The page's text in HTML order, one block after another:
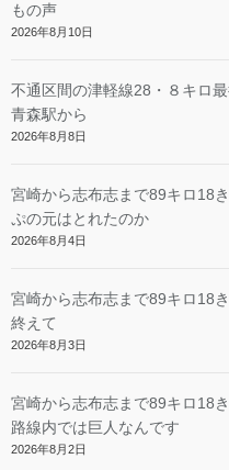
もの声
2026年8月10日
不通区間の津軽線28・８キロ
青森駅から
2026年8月8日
宮崎から志布志まで89キロ18
ぷの元はとれたのか
2026年8月4日
宮崎から志布志まで89キロ18
終えて
2026年8月3日
宮崎から志布志まで89キロ18
路線内では巨人なんです
2026年8月2日